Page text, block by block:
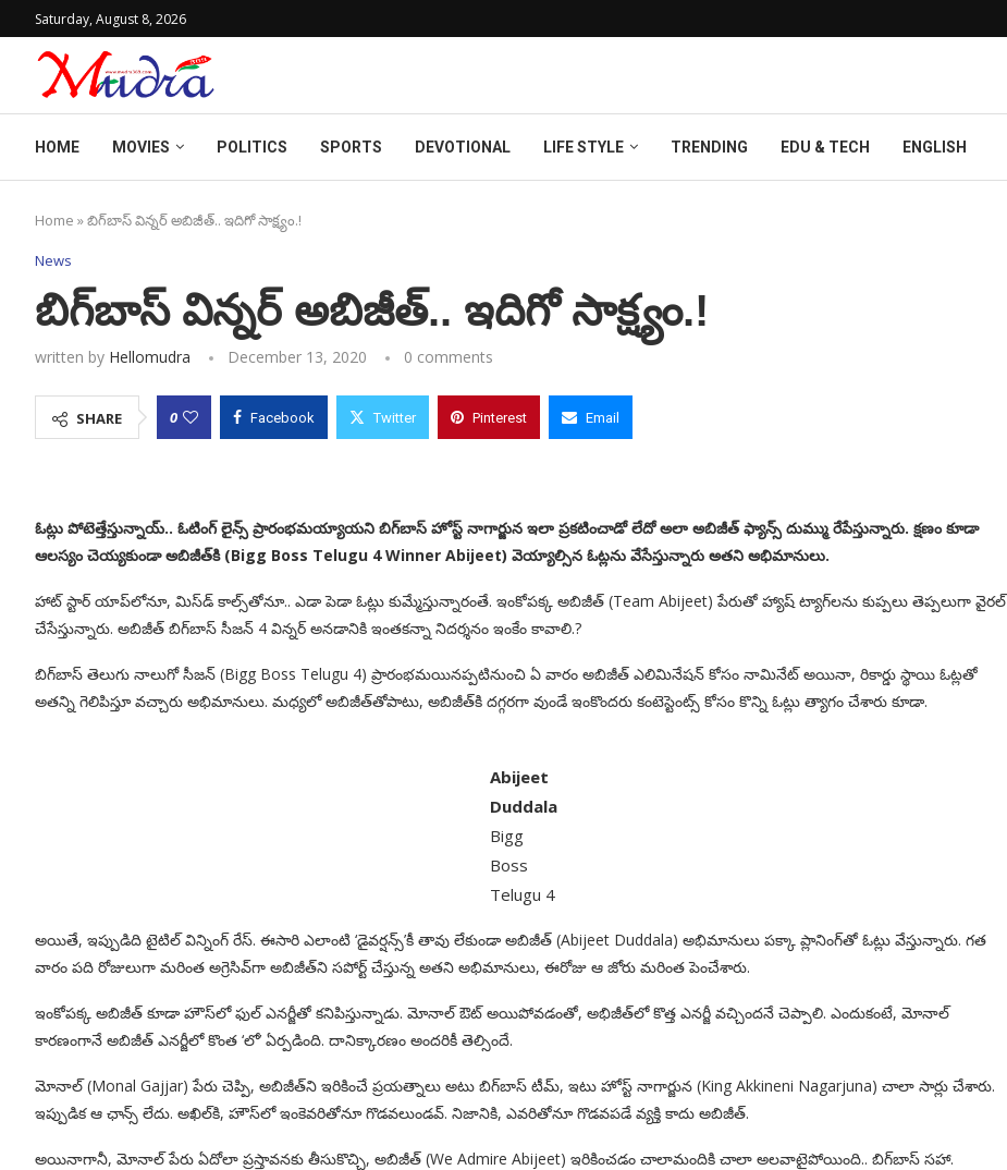
Saturday, August 8, 2026
HOME MOVIES POLITICS SPORTS DEVOTIONAL LIFE STYLE TRENDING EDU & TECH ENGLISH
Home »బిగ్‌బాస్‌ విన్నర్‌ అబిజీత్‌.. ఇదిగో సాక్ష్యం.!
News
బిగ్‌బాస్‌ విన్నర్‌ అబిజీత్‌.. ఇదిగో సాక్ష్యం.!
written by Hellomudra December 13, 2020 0 comments
SHARE 0 Facebook Twitter Pinterest Email
ఓట్లు పోటెత్తేస్తున్నాయ్‌.. ఓటింగ్‌ లైన్స్‌ ప్రారంభమయ్యాయని బిగ్‌బాస్‌ హోస్ట్‌ నాగార్జున ఇలా ప్రకటించాడో లేదో అలా అబిజీత్‌ ఫ్యాన్స్‌ దుమ్ము రేపేస్తున్నారు. క్షణం కూడా
ఆలస్యం చెయ్యకుండా అబిజీత్‌కి (Bigg Boss Telugu 4 Winner Abijeet) వెయ్యాల్సిన ఓట్లను వేసేస్తున్నారు అతని అభిమానులు.
హాట్‌ స్టార్‌ యాప్‌లోనూ, మిస్‌డ్‌ కాల్స్‌తోనూ.. ఎడా పెడా ఓట్లు కుమ్మేస్తున్నారంతే. ఇంకోపక్క అబిజీత్‌ (Team Abijeet) పేరుతో హ్యాష్‌ ట్యాగ్‌లను కుప్పలు తెప్పలుగా వైరల్‌
చేసేస్తున్నారు. అబిజీత్‌ బిగ్‌బాస్‌ సీజన్‌ 4 విన్నర్‌ అనడానికి ఇంతకన్నా నిదర్శనం ఇంకేం కావాలి.?
బిగ్‌బాస్‌ తెలుగు నాలుగో సీజన్‌ (Bigg Boss Telugu 4) ప్రారంభమయినప్పటినుంచి ఏ వారం అబిజీత్‌ ఎలిమినేషన్‌ కోసం నామినేట్‌ అయినా, రికార్డు స్థాయి ఓట్లతో
అతన్ని గెలిపిస్తూ వచ్చారు అభిమానులు. మధ్యలో అబిజీత్‌తోపాటు, అబిజీత్‌కి దగ్గరగా వుండే ఇంకొందరు కంటెస్టెంట్స్‌ కోసం కొన్ని ఓట్లు త్యాగం చేశారు కూడా.
Abijeet
Duddala
Bigg
Boss
Telugu 4
అయితే, ఇప్పుడిది టైటిల్‌ విన్నింగ్‌ రేస్‌. ఈసారి ఎలాంటి ‘డైవర్షన్స్‌’కీ తావు లేకుండా అబిజీత్‌ (Abijeet Duddala) అభిమానులు పక్కా ప్లానింగ్‌తో ఓట్లు వేస్తున్నారు. గత
వారం పది రోజులుగా మరింత అగ్రెసివ్‌గా అబిజీత్‌ని సపోర్ట్‌ చేస్తున్న అతని అభిమానులు, ఈరోజు ఆ జోరు మరింత పెంచేశారు.
ఇంకోపక్క అబిజీత్‌ కూడా హౌస్‌లో ఫుల్‌ ఎనర్జీతో కనిపిస్తున్నాడు. మోనాల్‌ ఔట్‌ అయిపోవడంతో, అభిజీత్‌లో కొత్త ఎనర్జీ వచ్చిందనే చెప్పాలి. ఎందుకంటే, మోనాల్‌
కారణంగానే అబిజీత్‌ ఎనర్జీలో కొంత ‘లో’ ఏర్పడింది. దానిక్కారణం అందరికీ తెల్సిందే.
మోనాల్‌ (Monal Gajjar) పేరు చెప్పి, అబిజీత్‌ని ఇరికించే ప్రయత్నాలు అటు బిగ్‌బాస్‌ టీమ్‌, ఇటు హోస్ట్‌ నాగార్జున (King Akkineni Nagarjuna) చాలా సార్లు చేశారు.
ఇప్పుడిక ఆ ఛాన్స్‌ లేదు. అఖిల్‌కి, హౌస్‌లో ఇంకెవరితోనూ గొడవలుండవ్‌. నిజానికి, ఎవరితోనూ గొడవపడే వ్యక్తి కాదు అబిజీత్‌.
అయినాగానీ, మోనాల్‌ పేరు ఏదోలా ప్రస్తావనకు తీసుకొచ్చి, అబిజీత్‌ (We Admire Abijeet) ఇరికించడం చాలామందికి చాలా అలవాటైపోయింది.. బిగ్‌బాస్‌ సహా.